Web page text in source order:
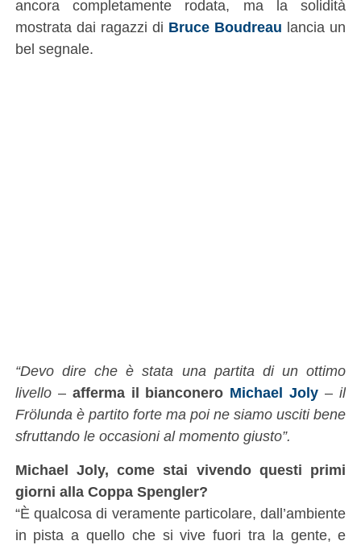
ancora completamente rodata, ma la solidità
mostrata dai ragazzi di Bruce Boudreau lancia un
bel segnale.
“Devo dire che è stata una partita di un ottimo
livello– afferma il bianconero Michael Joly –il
Frölunda è partito forte ma poi ne siamo usciti bene
sfruttando le occasioni al momento giusto”.
Michael Joly, come stai vivendo questi primi
giorni alla Coppa Spengler?
“È qualcosa di veramente particolare, dall’ambiente
in pista a quello che si vive fuori tra la gente, e